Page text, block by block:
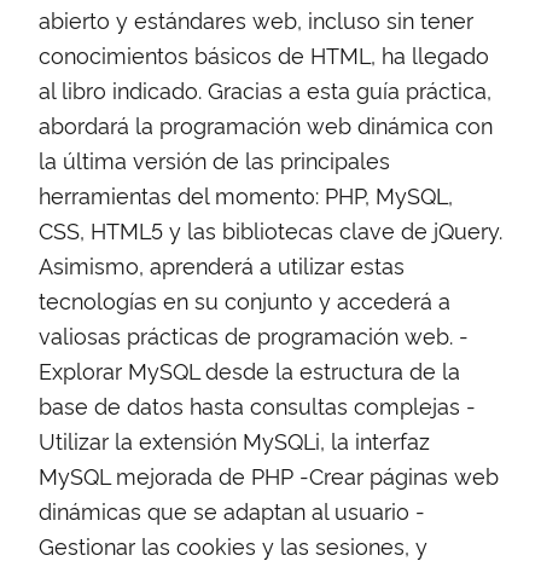
abierto y estándares web, incluso sin tener
conocimientos básicos de HTML, ha llegado
al libro indicado. Gracias a esta guía práctica,
abordará la programación web dinámica con
la última versión de las principales
herramientas del momento: PHP, MySQL,
CSS, HTML5 y las bibliotecas clave de jQuery.
Asimismo, aprenderá a utilizar estas
tecnologías en su conjunto y accederá a
valiosas prácticas de programación web. -
Explorar MySQL desde la estructura de la
base de datos hasta consultas complejas -
Utilizar la extensión MySQLi, la interfaz
MySQL mejorada de PHP -Crear páginas web
dinámicas que se adaptan al usuario -
Gestionar las cookies y las sesiones, y